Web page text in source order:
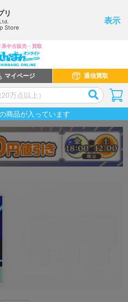
リ
Store
表示
系中古販売・買取
マイページ 通信買取
商品が入っています